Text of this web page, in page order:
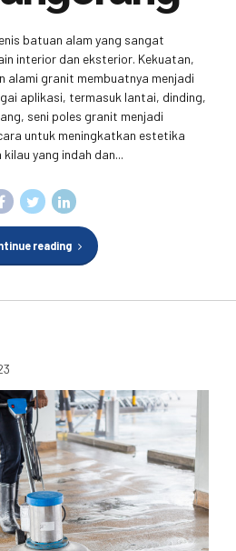
batuan alam yang sangat
interior dan eksterior. Kekuatan,
alami granit membuatnya menjadi
aplikasi, termasuk lantai, dinding,
seni poles granit menjadi
untuk meningkatkan estetika
yang indah dan...
reading